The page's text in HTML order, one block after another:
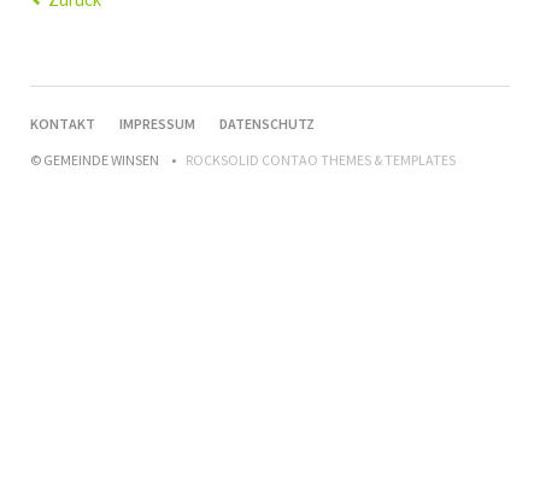
NAVIGATION
KONTAKT IMPRESSUM
DATENSCHUTZ
© GEMEINDE WINSEN
ROCKSOLID CONTAO THEMES & TEMPLATES